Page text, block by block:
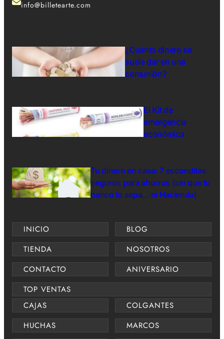
info@billetearte.com
¿Cuánto dinero se
suele dar en una
comunión?
El Kit de
emergencia
económica
Tu dinero en casa: 7 escondites
seguros para ahorros (sin que tu
banco lo sepa… ni Hacienda)
INICIO
BLOG
TIENDA
NOSOTROS
CONTACTO
ANIVERSARIO
TOP VENTAS
CAJAS
COLGANTES
HUCHAS
MARCOS